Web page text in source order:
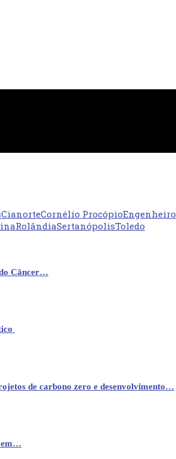
CianorteCornélio ProcópioEngenheiro
RolândiaSertanópolisToledo
Câncer…
de carbono zero e desenvolvimento…
em…